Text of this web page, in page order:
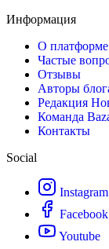
Информация
О платформе
Частые
Отзывы
Авторы
Редакция
Команда
Контакты
Social
Instagram
Facebook
Youtube